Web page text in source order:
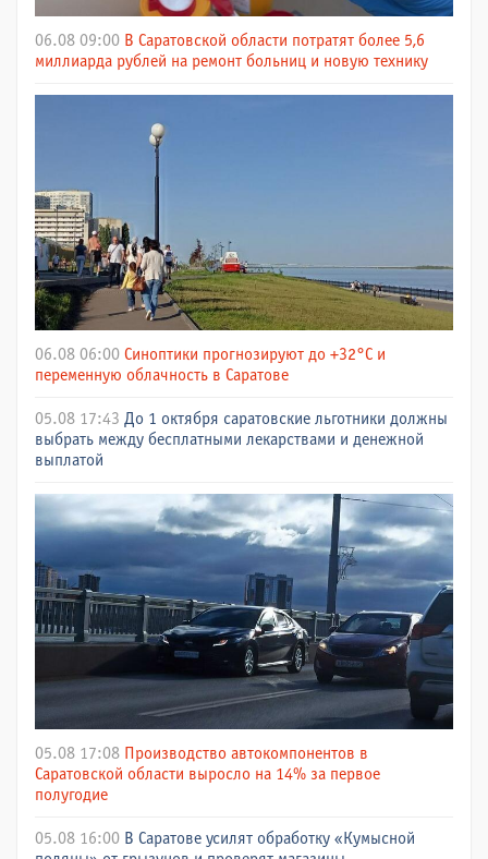
06.08 09:00 В Саратовской области потратят более 5,6
миллиарда рублей на ремонт больниц и новую технику
06.08 06:00 Синоптики прогнозируют до +32°C и
переменную облачность в Саратове
05.08 17:43 До 1 октября саратовские льготники должны
выбрать между бесплатными лекарствами и денежной
выплатой
05.08 17:08 Производство автокомпонентов в
Саратовской области выросло на 14% за первое
полугодие
05.08 16:00 В Саратове усилят обработку «Кумысной